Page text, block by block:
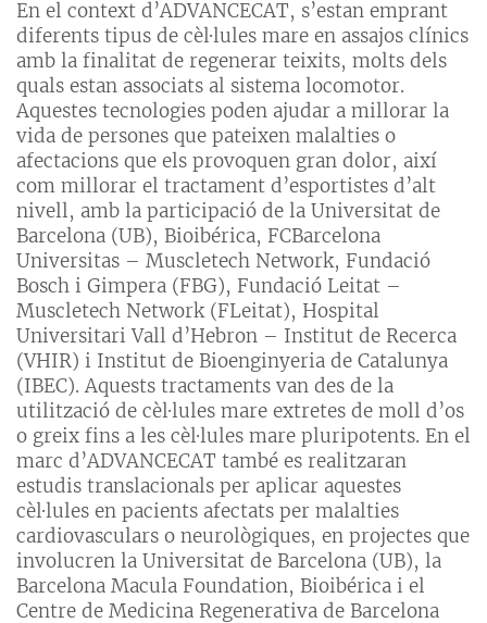
En el context d’ADVANCECAT, s’estan emprant
diferents tipus de cèl·lules mare en assajos clínics
amb la finalitat de regenerar teixits, molts dels
quals estan associats al sistema locomotor.
Aquestes tecnologies poden ajudar a millorar la
vida de persones que pateixen malalties o
afectacions que els provoquen gran dolor, així
com millorar el tractament d’esportistes d’alt
nivell, amb la participació de la Universitat de
Barcelona (UB), Bioibérica, FCBarcelona
Universitas – Muscletech Network, Fundació
Bosch i Gimpera (FBG), Fundació Leitat –
Muscletech Network (FLeitat), Hospital
Universitari Vall d’Hebron – Institut de Recerca
(VHIR) i Institut de Bioenginyeria de Catalunya
(IBEC). Aquests tractaments van des de la
utilització de cèl·lules mare extretes de moll d’os
o greix fins a les cèl·lules mare pluripotents. En el
marc d’ADVANCECAT també es realitzaran
estudis translacionals per aplicar aquestes
cèl·lules en pacients afectats per malalties
cardiovasculars o neurològiques, en projectes que
involucren la Universitat de Barcelona (UB), la
Barcelona Macula Foundation, Bioibérica i el
Centre de Medicina Regenerativa de Barcelona